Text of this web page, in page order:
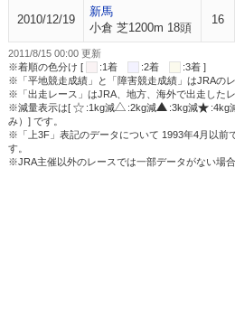
2010/12/19
新馬
小倉 芝1200m 18頭
16
2011/8/15 00:00 更新
※着順の色分け [
:1着 :2着
:3着 ]
※「平地競走成績」と「障害競走成績」はJRAのレ
※「出走レース」はJRA、地方、海外で出走した
※減量表示は[
:1kg減 :2kg減 :3kg減 :4kg
み）] です。
※「上3F」表記のデータについて 1993年4月以前
す。
※JRA主催以外のレースでは一部データがない場合